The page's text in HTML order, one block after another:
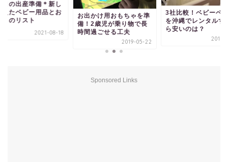
目の出産準備＊新し
えたベビー用品とお
りのリスト
2021-08-18
お出かけ用おもちゃを準
備！2歳児が乗り物で長
時間過ごせる工夫
2019-05-22
3社比較！ベビーベ
を沖縄でレンタルす
ら安いのは？
2016-
Sponsored Links